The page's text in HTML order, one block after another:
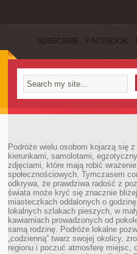
SUBSCRIBE FACEBOOK
Podróże wielu osobom kojarzą się
kierunkami, samolotami,
zdjęciami, które mają robić
społecznościowych. Tymczasem
odkrywa, że prawdziwa radość z
świata może kryć się znacznie
miasteczkach oddalonych o
lokalnych szlakach pieszych, w
kawiarniach prowadzonych od
samą rodzinę. Podróże lokalne
„codzienną” twarz swojej okolicy,
regionu i poczuć atmosferę miejsc,